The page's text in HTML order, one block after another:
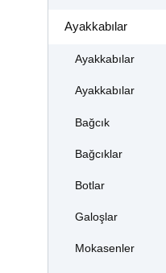
Ayakkabılar
Ayakkabılar
Ayakkabılar
Bağcık
Bağcıklar
Botlar
Galoşlar
Mokasenler